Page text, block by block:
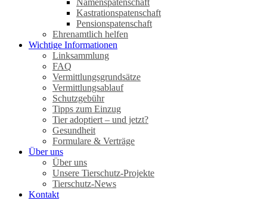
Namenspatenschaft
Kastrationspatenschaft
Pensionspatenschaft
Ehrenamtlich helfen
Wichtige Informationen
Linksammlung
FAQ
Vermittlungsgrundsätze
Vermittlungsablauf
Schutzgebühr
Tipps zum Einzug
Tier adoptiert – und jetzt?
Gesundheit
Formulare & Verträge
Über uns
Über uns
Unsere Tierschutz-Projekte
Tierschutz-News
Kontakt